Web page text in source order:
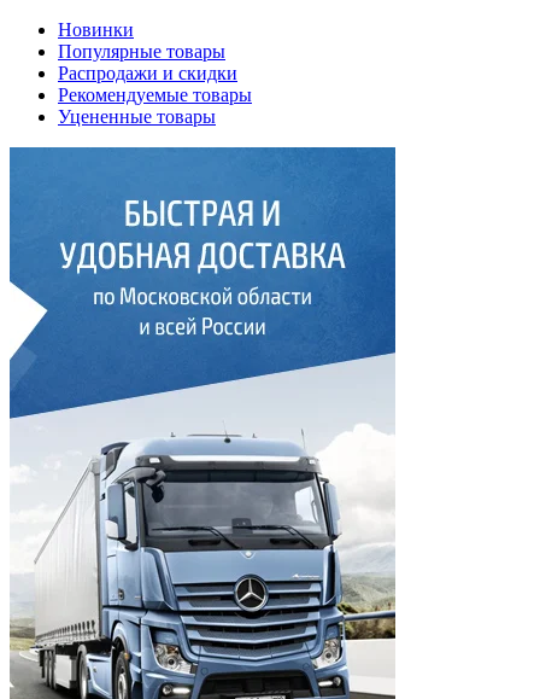
Новинки
Популярные товары
Распродажи и скидки
Рекомендуемые товары
Уцененные товары